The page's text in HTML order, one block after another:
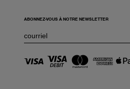
ABONNEZ-VOUS À NOTRE NEWSLETTER